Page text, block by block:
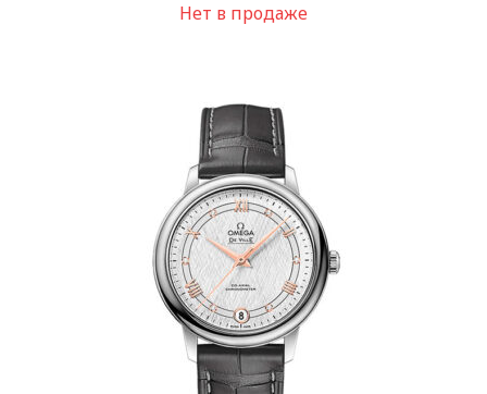
Нет в продаже